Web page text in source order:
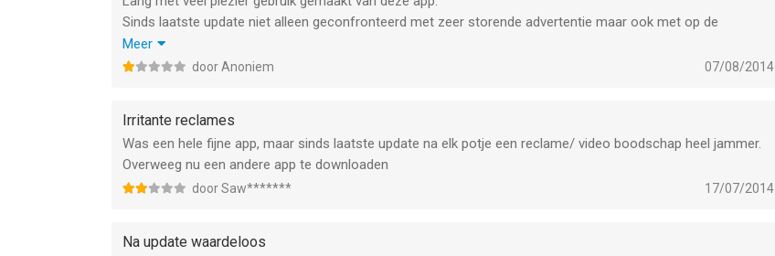
Sinds laatste update niet alleen geconfronteerd met zeer storende advertentie maar ook met op de
achtergrond draaiend programma waardoor de batterij van mijn iPhone uitzonderlijk snel leeg raakt.
Op zoek dus naar een alternatief want deze app gebruik ik niet meer.
Meer
door Anoniem 07/08/2014
Irritante reclames
Was een hele fijne app, maar sinds laatste update na elk potje een reclame/ video boodschap heel jammer.
Overweeg nu een andere app te downloaden
door Saw******* 17/07/2014
Na update waardeloos